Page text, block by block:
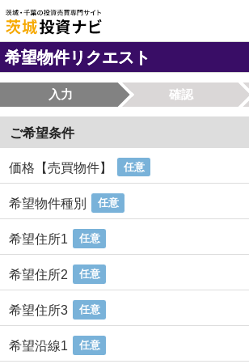
希望物件リクエスト
入力 確認
ご希望条件
価格【売買物件】 任意
希望物件種別 任意
希望住所1 任意
希望住所2 任意
希望住所3 任意
希望沿線1 任意